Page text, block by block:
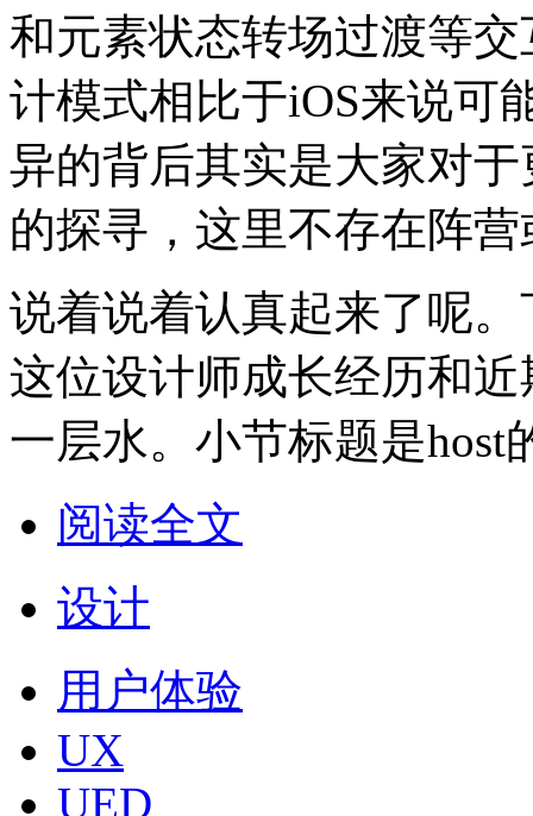
和元素状态转场过渡等
计模式相比于iOS来说可
异的背后其实是大家对
的探寻，这里不存在阵
说着说着认真起来了呢
这位设计师成长经历和
一层水。小节标题是host
阅读全文
设计
用户体验
UX
UED